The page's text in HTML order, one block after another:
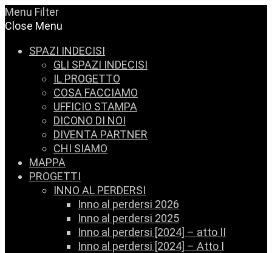
Menu Filter
Close Menu
SPAZI INDECISI
GLI SPAZI INDECISI
IL PROGETTO
COSA FACCIAMO
UFFICIO STAMPA
DICONO DI NOI
DIVENTA PARTNER
CHI SIAMO
MAPPA
PROGETTI
INNO AL PERDERSI
Inno al perdersi 2026
Inno al perdersi 2025
Inno al perdersi [2024] – atto II
Inno al perdersi [2024] – Atto I